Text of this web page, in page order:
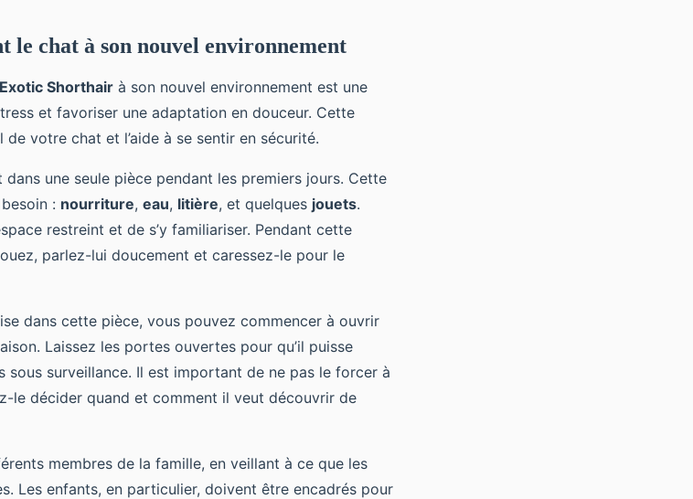
le chat à son nouvel environnement
Exotic Shorthair à son nouvel environnement est une
et favoriser une adaptation en douceur. Cette
votre chat et l’aide à se sentir en sécurité.
une seule pièce pendant les premiers jours. Cette
: nourriture, eau, litière, et quelques jouets.
restreint et de s’y familiariser. Pendant cette
parlez-lui doucement et caressez-le pour le
dans cette pièce, vous pouvez commencer à ouvrir
Laissez les portes ouvertes pour qu’il puisse
sous surveillance. Il est important de ne pas le forcer à
le décider quand et comment il veut découvrir de
membres de la famille, en veillant à ce que les
Les enfants, en particulier, doivent être encadrés pour